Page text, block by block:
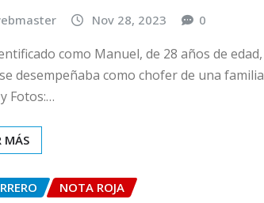
Nov 28, 2023 0
como Manuel, de 28 años de edad,
desempeñaba como chofer de una familia
Fotos:…
MÁS
NOTA ROJA